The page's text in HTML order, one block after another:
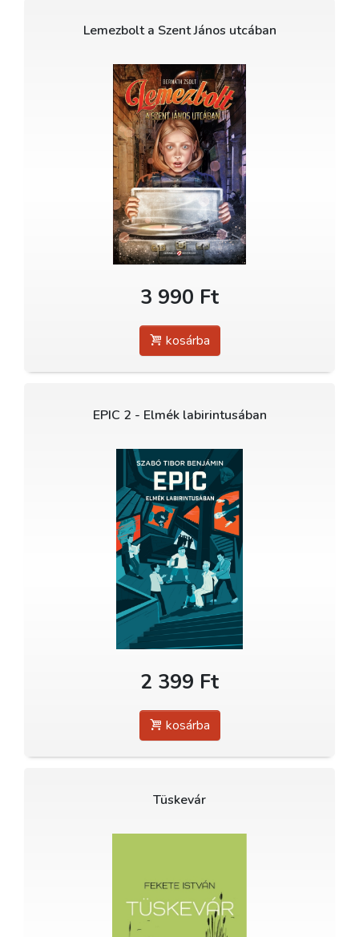
Lemezbolt a Szent János utcában
3 990 Ft
kosárba
EPIC 2 - Elmék labirintusában
2 399 Ft
kosárba
Tüskevár